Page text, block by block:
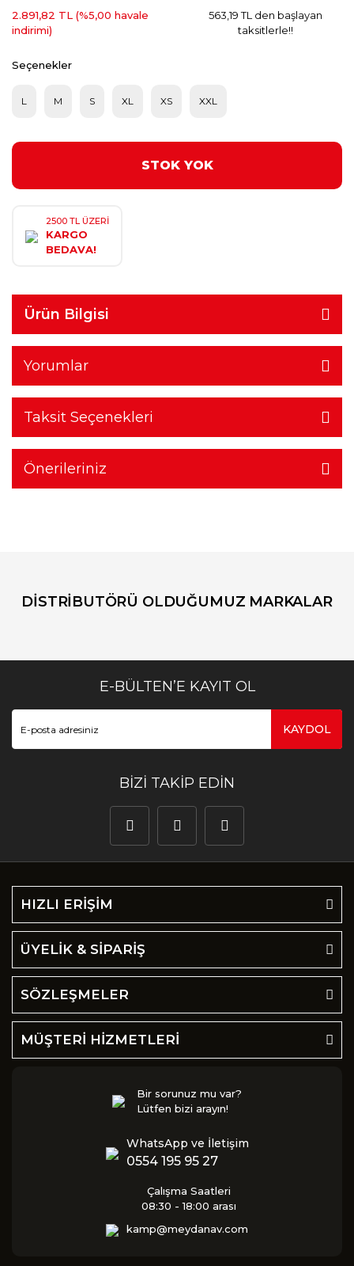
2.891,82 TL (%5,00 havale
indirimi)
563,19 TL den başlayan
taksitlerle!!
Seçenekler
L M S XL XS XXL
STOK YOK
2500 TL ÜZERİ
KARGO
BEDAVA!
Ürün Bilgisi
Yorumlar
Taksit Seçenekleri
Önerileriniz
DİSTRİBUTÖRÜ OLDUĞUMUZ MARKALAR
E-BÜLTEN’E KAYIT OL
KAYDOL
BİZİ TAKİP EDİN
HIZLI ERİŞİM
ÜYELİK & SİPARİŞ
SÖZLEŞMELER
MÜŞTERİ HİZMETLERİ
Bir sorunuz mu var?
Lütfen bizi arayın!
WhatsApp ve İletişim
0554 195 95 27
Çalışma Saatleri
08:30 - 18:00 arası
kamp@meydanav.com